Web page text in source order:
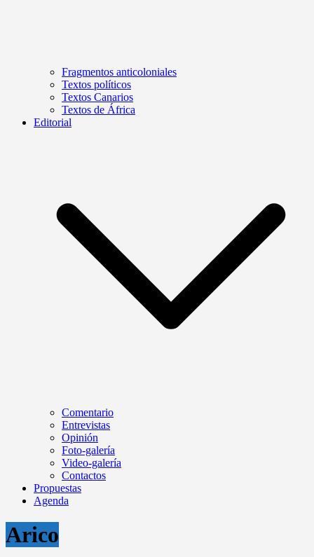
Fragmentos anticoloniales
Textos políticos
Textos Canarios
Textos de África
Editorial
Comentario
Entrevistas
Opinión
Foto-galería
Video-galería
Contactos
Propuestas
Agenda
Arico